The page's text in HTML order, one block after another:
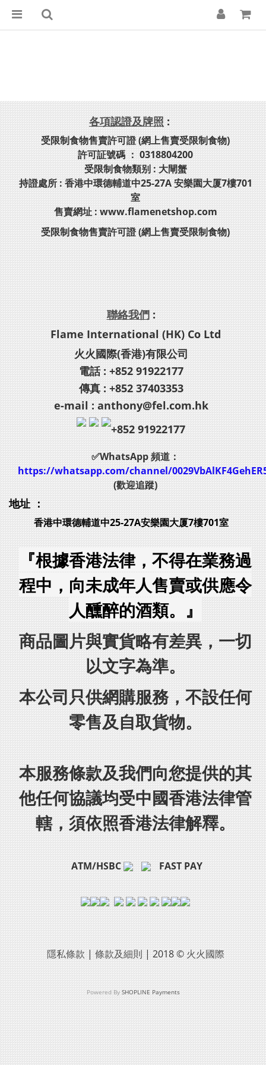
各項認證及牌照 :
受限制食物售賣許可證 (網上售賣受限制食物)
許可証號碼 ： 0318804200
受限制食物類别 : 大閘蟹
持證處所 : 香港中環德輔道中25-27A 安樂園大厦7樓701
室
售賣網址 : www.flamenetshop.com
受限制食物售賣許可證 (網上售賣受限制食物)
聯絡我們:
Flame International (HK) Co Ltd
火火國際(香港)有限公司
電話 : +852 91922177
傳真 : +852 37403353
e-mail : anthony@fel.com.hk
+852 91922177
✅WhatsApp 頻道：
https://whatsapp.com/channel/
(歡迎追蹤)
地址 ：
香港中環德輔道中25-27A安樂園大厦7樓701室
『根據香港法律，不得在業務過
程中，向未成年人售賣或供應令
人醺醉的酒類。』
商品圖片與實貨略有差異，一切
以文字為準。
本公司只供網購服務，不設任何
零售及自取貨物。
本服務條款及我們向您提供的其
他任何協議均受中國香港法律管
轄，須依照香港法律解釋。
ATM/HSBC FAST PAY
隱私條款 | 條款及細則 | 2018 © 火火國際
Powered By SHOPLINE Payments